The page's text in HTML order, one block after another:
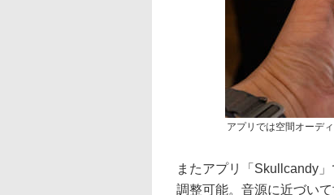
アプリでは空間オーデ
またアプリ「Skullcandy
調整可能。音源に近づい